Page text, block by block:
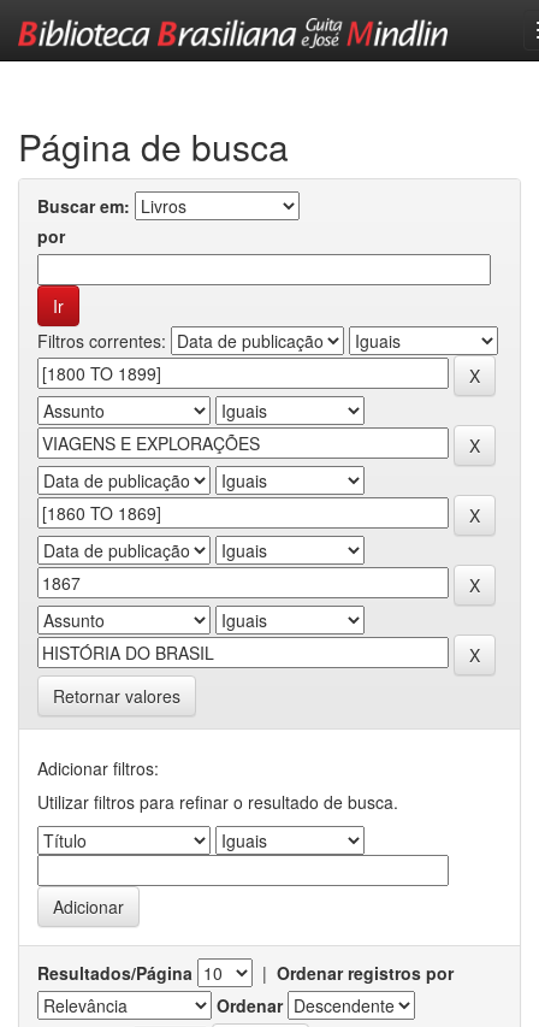
Página de busca
Buscar em:
por
Filtros correntes:
Retornar valores
Adicionar filtros:
Utilizar filtros para refinar o resultado de busca.
Resultados/Página | Ordenar registros por
Ordenar